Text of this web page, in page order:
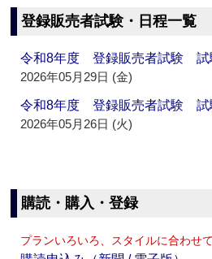
登録販売者試験・日程一覧
令和8年度 登録販売者試験 試
2026年05月29日 (金)
令和8年度 登録販売者試験 試
2026年05月26日 (火)
購読・購入・登録
プランいろいろ、スタイルに合わせ